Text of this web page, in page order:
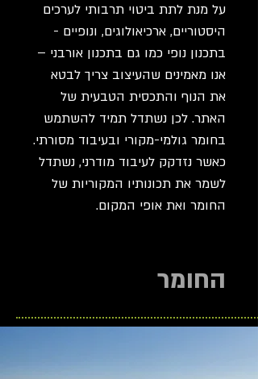
על מנת לתת ביטוי תרבותי לערכים
היסטוריים, ארכיאולוגים, ונופיים -
בתכנון נופי כמו גם בתכנון אורבני –
אנו מאמינים שהעיצוב צריך לבטא
את הנוף והתכסית הטבעית של
האתר. לכן נשתדל תמיד להשתמש
בחומר גולמי-מקורי ובעיבוד מסורתי.
כאשר נזדקק לעיבוד מודרני, נשתדל
לשמר את תכונותיו המקוריות של
החומר ואת אופי המקום.
החומר